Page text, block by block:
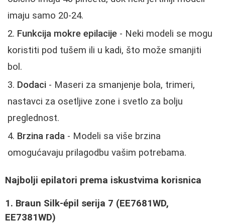
imaju samo 20-24.
Funkcija mokre epilacije - Neki modeli se mogu
koristiti pod tušem ili u kadi, što može smanjiti
bol.
Dodaci - Maseri za smanjenje bola, trimeri,
nastavci za osetljive zone i svetlo za bolju
preglednost.
Brzina rada - Modeli sa više brzina
omogućavaju prilagodbu vašim potrebama.
Najbolji epilatori prema iskustvima korisnica
1. Braun Silk-épil serija 7 (EE7681WD,
EE7381WD)